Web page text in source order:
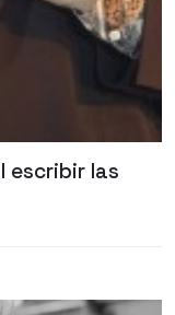
escribir las